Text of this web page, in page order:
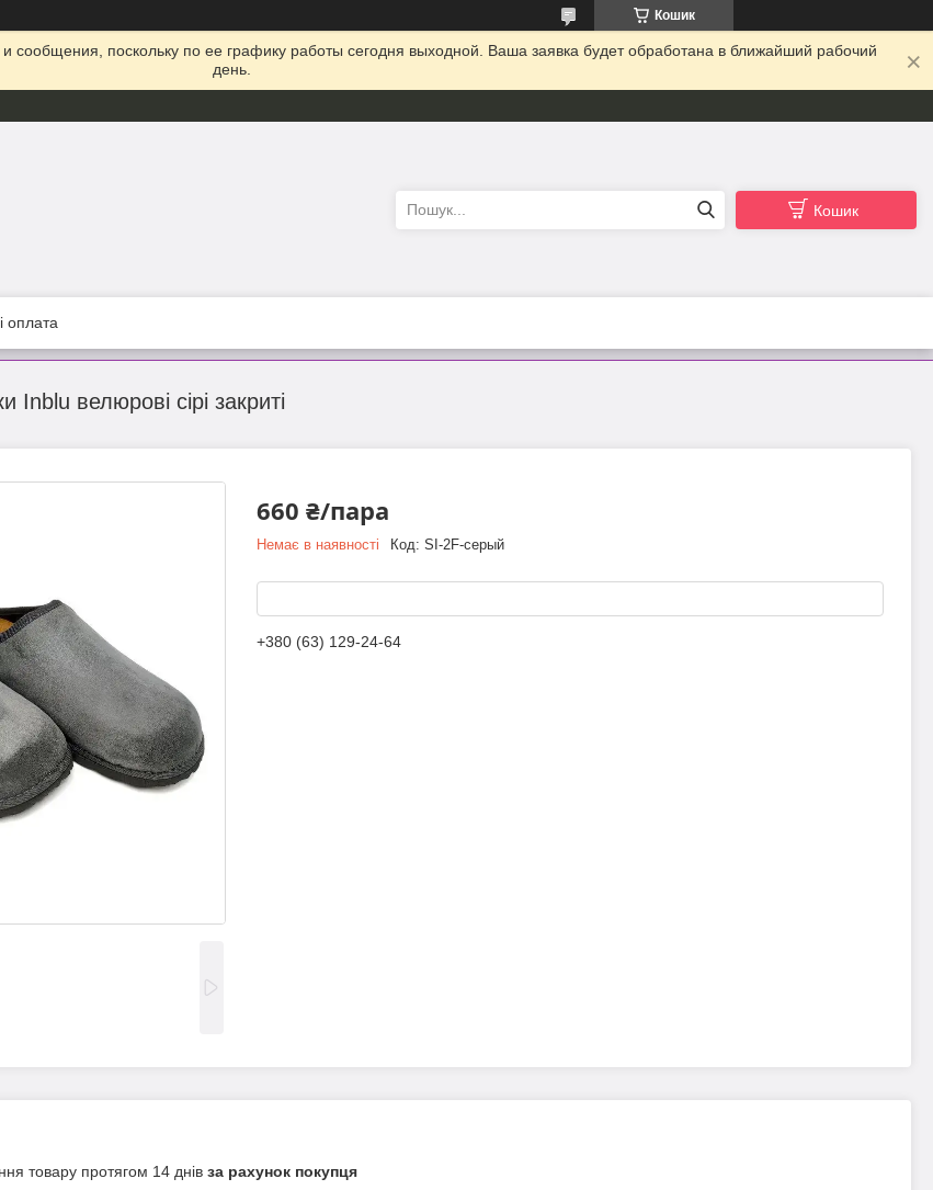
Кошик
сообщения, поскольку по ее графику работы сегодня выходной. Ваша заявка будет обработана в ближайший рабочий
день.
Кошик
оплата
Inblu велюрові сірі закриті
660 ₴/пара
Немає в наявності Код: SI-2F-серый
+380 (63) 129-24-64
товару протягом 14 днів за рахунок покупця